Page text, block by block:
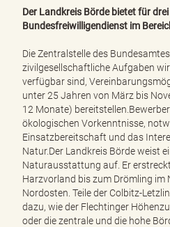
Der Landkreis Börde bietet für
Bundesfreiwilligendienst im
Die Zentralstelle des
zivilgesellschaftliche Aufgaben
verfügbar sind,
unter 25 Jahren von März bis
12 Monate)
ökologischen Vorkenntnisse,
Einsatzbereitschaft und das
Natur.Der Landkreis Börde weist
Naturausstattung auf. Er
Harzvorland bis zum Drömling im
Nordosten. Teile der Colbitz-
dazu, wie der Flechtinger
oder die zentrale und die hohe